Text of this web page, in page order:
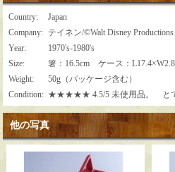
Country:
Japan
Company: テイネン/©Walt Disney Productions
Year:
1970's-1980's
Size:
箸：16.5cm ケース：
Weight:
50g（パッケージ含む）
Condition: ★★★★★ 4.5/5 未使用品。 とて
他の写真